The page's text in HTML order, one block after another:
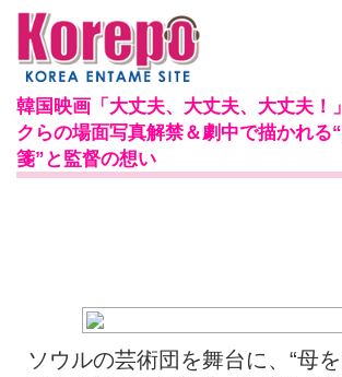
韓国映画「大丈夫、大丈夫、大丈夫！
クらの場面写真解禁＆劇中で描かれる
箋”と監督の想い
ソウルの芸術団を舞台に、“母